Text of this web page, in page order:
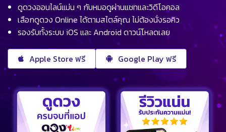
ดูดวงออนไลน์แม่น ๆ กับหมอดูผ่านแชทและวิดีโอคอล
เลือกดูดวง Online ได้ตามสไตล์คุณ ไม่ต้องนั่งรอคิว
รองรับทั้งระบบ iOS และ Android ดาวน์โหลดเลย
Apple Store ฟรี Google Play ฟรี